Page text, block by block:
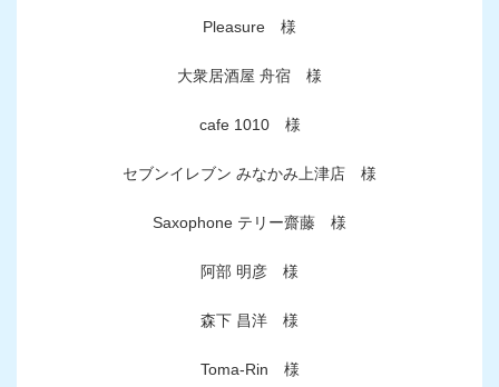
Pleasure 様
大衆居酒屋 舟宿 様
cafe 1010 様
セブンイレブン みなかみ上津店 様
Saxophone テリー齋藤 様
阿部 明彦 様
森下 昌洋 様
Toma-Rin 様